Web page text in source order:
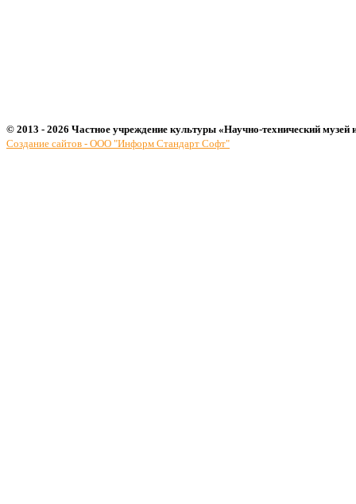
© 2013 - 2026 Частное учреждение культуры «Научно-технический музей
Создание сайтов - ООО "Информ Стандарт Софт"